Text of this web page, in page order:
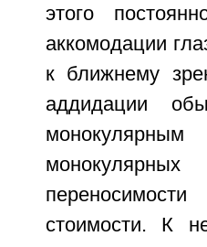
этого
аккомодации
к ближнему
аддидации
стоимости. К